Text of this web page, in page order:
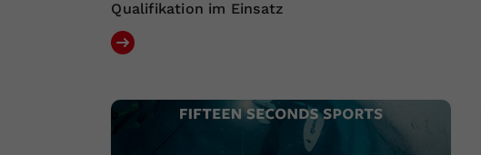
Qualifikation im Einsatz